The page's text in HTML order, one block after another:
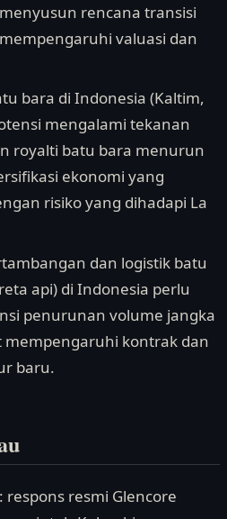
rencana transisi
valuasi dan
bara di Indonesia (Kaltim,
mengalami tekanan
royalti batu bara menurun
ekonomi yang
risiko yang dihadapi La
dan logistik batu
api) di Indonesia perlu
penurunan volume jangka
mempengaruhi kontrak dan
baru.
resmi Glencore